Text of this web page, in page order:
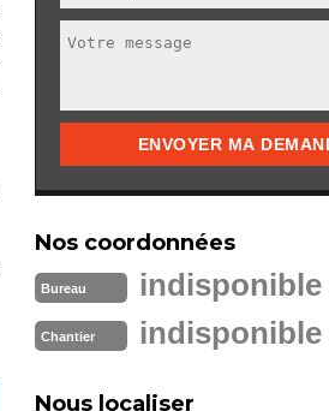
Nos coordonnées
Bureau indisponible
Chantier indisponible
Nous localiser